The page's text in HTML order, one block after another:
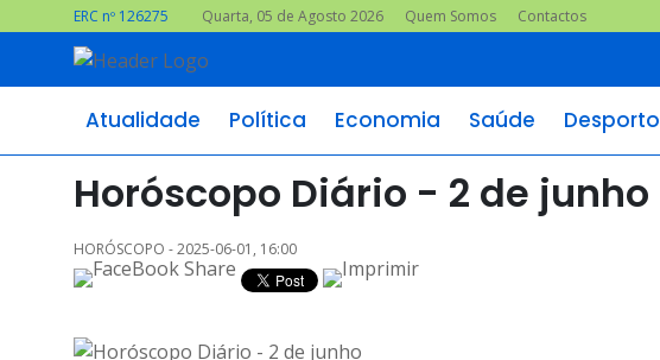
ERC nº 126275 Quarta, 05 de Agosto 2026 Quem Somos Contactos
Atualidade Política Economia Saúde Desporto
Horóscopo Diário - 2 de junho
HORÓSCOPO - 2025-06-01, 16:00